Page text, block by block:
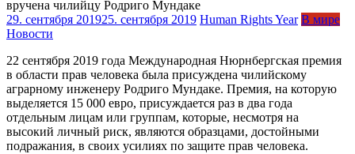
29. сентября 201925. сентября 2019 Human Rights Year В мире
Новости
22 сентября 2019 года Международная Нюрнбергская премия
в области прав человека была присуждена чилийскому
аграрному инженеру Родриго Мундаке. Премия, на которую
выделяется 15 000 евро, присуждается раз в два года
отдельным лицам или группам, которые, несмотря на
высокий личный риск, являются образцами, достойными
подражания, в своих усилиях по защите прав человека.